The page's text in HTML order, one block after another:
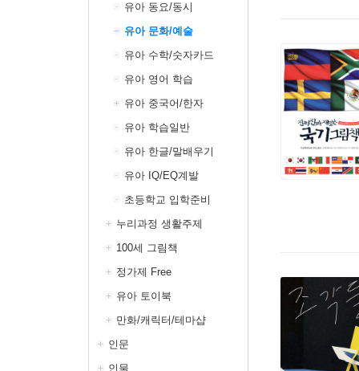
유아 동요/동시
유아 문화/예술
유아 수학/숫자카드
유아 영어 학습
유아 중국어/한자
유아 학습일반
유아 한글/말배우기
유아 IQ/EQ계발
초등학교 입학준비
누리과정 생활주제
100세 그림책
정가제 Free
유아 토이북
만화/캐릭터/테마샵
인문
인물